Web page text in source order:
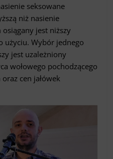
seksowane
niż nasienie
jest niższy
użyciu. Wybór jednego
jest uzależniony
wołowego pochodzącego
cen jałówek